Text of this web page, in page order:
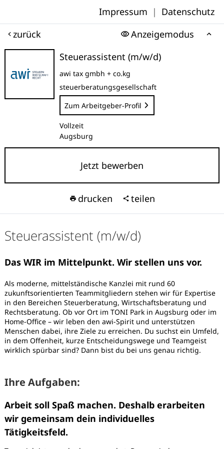
Impressum | Datenschutz
zurück
Anzeigemodus
Steuerassistent (m/w/d)
awi tax gmbh + co.kg
steuerberatungsgesellschaft
Zum Arbeitgeber-Profil
Vollzeit
Augsburg
Jetzt bewerben
drucken teilen
Steuerassistent (m/w/d)
Das WIR im Mittelpunkt. Wir stellen uns vor.
Als moderne, mittelständische Kanzlei mit rund 60
zukunftsorientierten Teammitgliedern stehen wir für Expertise
in den Bereichen Steuerberatung, Wirtschaftsberatung und
Rechtsberatung. Ob vor Ort im TONI Park in Augsburg oder im
Home-Office – wir leben den awi-Spirit und unterstützen
Menschen dabei, ihre Ziele zu erreichen. Du suchst ein Umfeld,
in dem Offenheit, kurze Entscheidungswege und Teamgeist
wirklich spürbar sind? Dann bist du bei uns genau richtig.
Ihre Aufgaben:
Arbeit soll Spaß machen. Deshalb erarbeiten
wir gemeinsam dein individuelles
Tätigkeitsfeld.
Karte anzeigen